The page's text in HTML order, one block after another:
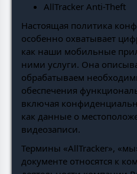
AllTracker Anti-Theft
Настоящая политика
особенно охватывает
как наши мобильные
ними услуги. Она
обрабатываем
обеспечения
включая
как данные о
видеозаписи.
Термины «AllTracker»,
документе относятся к